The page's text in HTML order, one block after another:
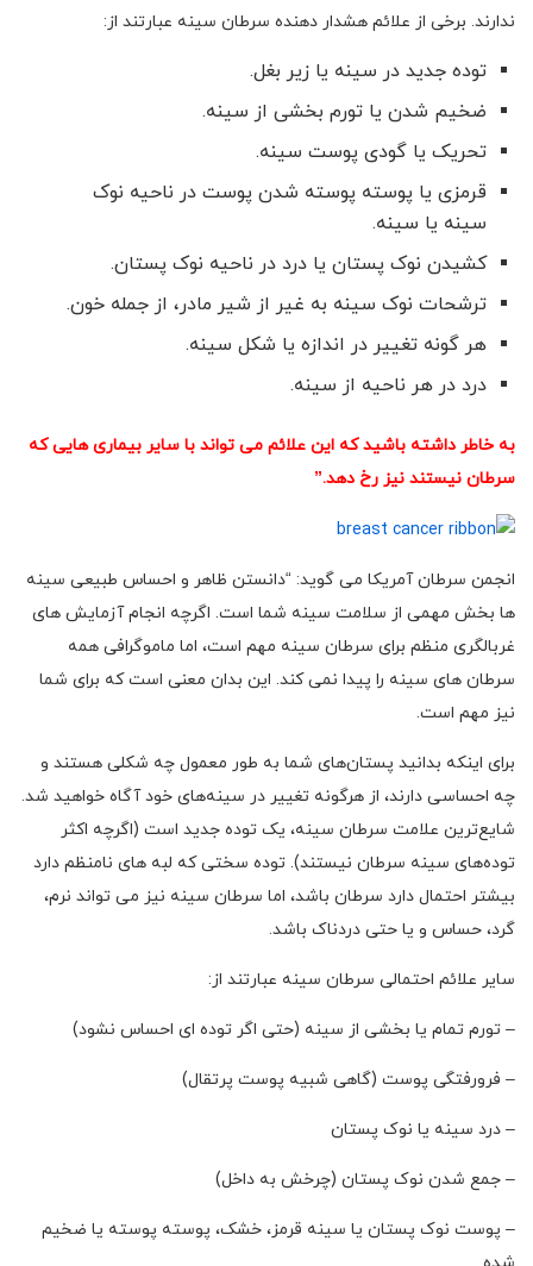
ندارند. برخی از علائم هشدار دهنده سرطان سینه عبارتند از:
توده جدید در سینه یا زیر بغل.
ضخیم شدن یا تورم بخشی از سینه.
تحریک یا گودی پوست سینه.
قرمزی یا پوسته پوسته شدن پوست در ناحیه نوک
سینه یا سینه.
کشیدن نوک پستان یا درد در ناحیه نوک پستان.
ترشحات نوک سینه به غیر از شیر مادر، از جمله خون.
هر گونه تغییر در اندازه یا شکل سینه.
درد در هر ناحیه از سینه.
به خاطر داشته باشید که این علائم می تواند با سایر بیماری هایی که
سرطان نیستند نیز رخ دهد.”
انجمن سرطان آمریکا می گوید: “دانستن ظاهر و احساس طبیعی سینه
ها بخش مهمی از سلامت سینه شما است. اگرچه انجام آزمایش های
غربالگری منظم برای سرطان سینه مهم است، اما ماموگرافی همه
سرطان های سینه را پیدا نمی کند. این بدان معنی است که برای شما
نیز مهم است.
برای اینکه بدانید پستان‌های شما به طور معمول چه شکلی هستند و
چه احساسی دارند، از هرگونه تغییر در سینه‌های خود آگاه خواهید شد.
شایع‌ترین علامت سرطان سینه، یک توده جدید است (اگرچه اکثر
توده‌های سینه سرطان نیستند). توده سختی که لبه های نامنظم دارد
بیشتر احتمال دارد سرطان باشد، اما سرطان سینه نیز می تواند نرم،
گرد، حساس و یا حتی دردناک باشد.
سایر علائم احتمالی سرطان سینه عبارتند از:
– تورم تمام یا بخشی از سینه (حتی اگر توده ای احساس نشود)
– فرورفتگی پوست (گاهی شبیه پوست پرتقال)
– درد سینه یا نوک پستان
– جمع شدن نوک پستان (چرخش به داخل)
– پوست نوک پستان یا سینه قرمز، خشک، پوسته پوسته یا ضخیم